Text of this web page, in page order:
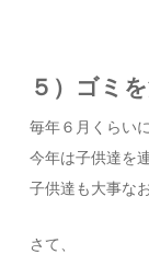
５）ゴミ
毎年６月くらい
今年は子供達を
子供達も大事な
さて、